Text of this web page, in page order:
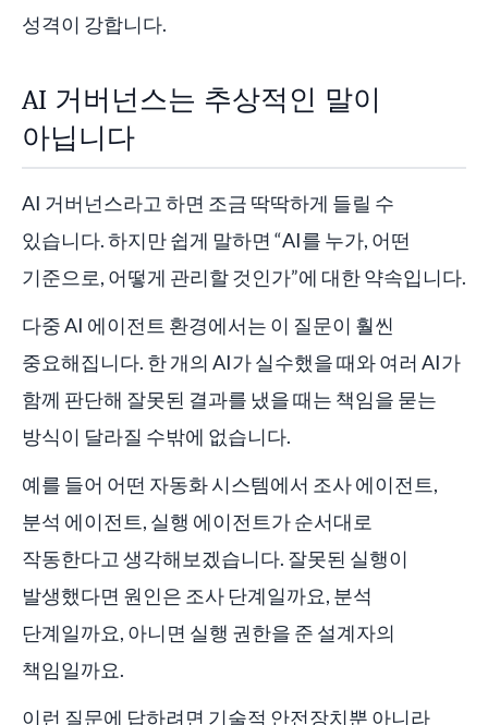
성격이 강합니다.
AI 거버넌스는 추상적인 말이
아닙니다
AI 거버넌스라고 하면 조금 딱딱하게 들릴 수
있습니다. 하지만 쉽게 말하면 “AI를 누가, 어떤
기준으로, 어떻게 관리할 것인가”에 대한 약속입니다.
다중 AI 에이전트 환경에서는 이 질문이 훨씬
중요해집니다. 한 개의 AI가 실수했을 때와 여러 AI가
함께 판단해 잘못된 결과를 냈을 때는 책임을 묻는
방식이 달라질 수밖에 없습니다.
예를 들어 어떤 자동화 시스템에서 조사 에이전트,
분석 에이전트, 실행 에이전트가 순서대로
작동한다고 생각해보겠습니다. 잘못된 실행이
발생했다면 원인은 조사 단계일까요, 분석
단계일까요, 아니면 실행 권한을 준 설계자의
책임일까요.
이런 질문에 답하려면 기술적 안전장치뿐 아니라